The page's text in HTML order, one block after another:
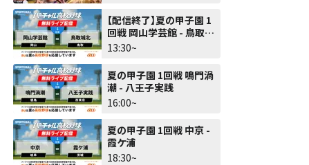
【配信終了】夏の甲子園 1
回戦 岡山学芸館 - 鳥取城
北
13:30~
夏の甲子園 1回戦 鳴門渦
潮 - 八王子実践
16:00~
夏の甲子園 1回戦 中京 -
霞ケ浦
18:30~